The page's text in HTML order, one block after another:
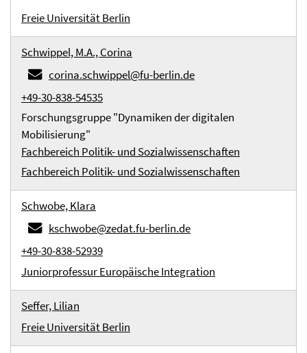
Freie Universität Berlin
Schwippel, M.A., Corina
corina.schwippel@fu-berlin.de
+49-30-838-54535
Forschungsgruppe "Dynamiken der digitalen
Mobilisierung"
Fachbereich Politik- und Sozialwissenschaften
Fachbereich Politik- und Sozialwissenschaften
Schwobe, Klara
kschwobe@zedat.fu-berlin.de
+49-30-838-52939
Juniorprofessur Europäische Integration
Seffer, Lilian
Freie Universität Berlin